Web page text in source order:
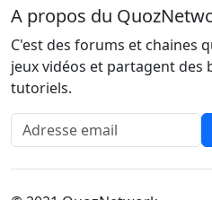
A propos du
C'est des forums et chaines
jeux vidéos et partagent des
tutoriels.
Adresse email